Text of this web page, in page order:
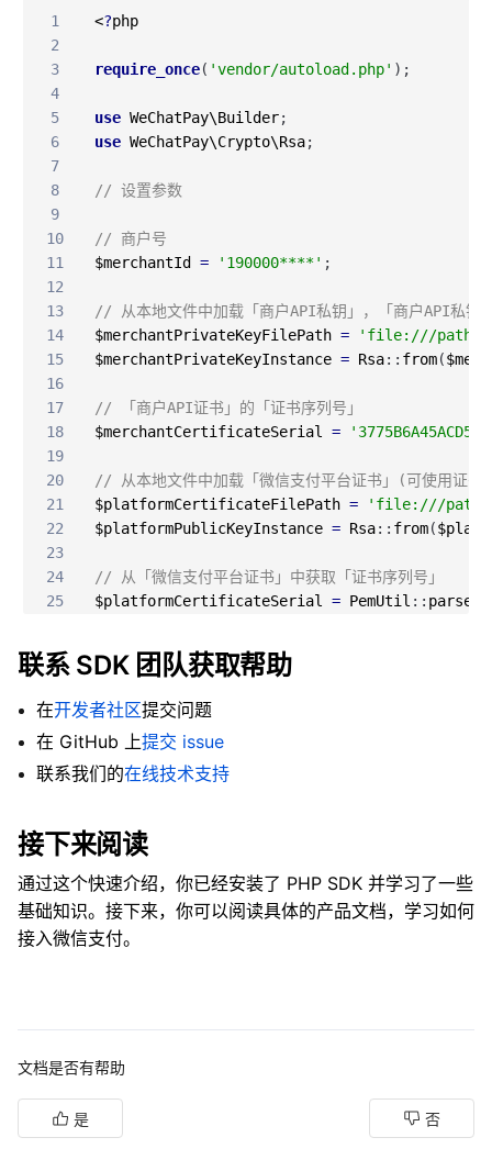
1 <?php
2
3
require_once( 'vendor/autoload.php' ) ;
4
5
use WeChatPay\Builder;
6
use WeChatPay\Crypto\Rsa;
7
8
// 设置参数
9
10
// 商户号
11
$merchantId = '190000****' ;
12
13
// 从本地文件中加载「商户API私钥」，「商户API私钥
14
$merchantPrivateKeyFilePath =
'file:///path/to/
15
$merchantPrivateKeyInstance = Rsa: : from(
16
17
// 「商户API证书」的「证书序列号」
18
$merchantCertificateSerial =
19
20
// 从本地文件中加载「微信支付平台证书」(可使用证书
21
$platformCertificateFilePath =
'file:///path/
22
$platformPublicKeyInstance = Rsa: : from(
23
24
// 从「微信支付平台证书」中获取「证书序列号」
25
$platformCertificateSerial = PemUtil : :
27
// 构造一个 APIv3 客户端实例
28
$instance = Builder::factory
'mchid'
30
'serial' =
31
'privateKey'
32
'certs' => [
35
]);
37
// 以 Native 支付为例，发送请求
38
$resp = $instance -> chain('v3/pay/
39
43
'notify_url' => 'https://
44
46
联系 SDK 团队获取帮助
在开发者社区提交问题
在 GitHub 上提交 issue
联系我们的在线技术支持
接下来阅读
通过这个快速介绍，你已经安装了 PHP SDK 并学习了一些
基础知识。接下来，你可以阅读具体的产品文档，学习如何
接入微信支付。
文档是否有帮助
是 否